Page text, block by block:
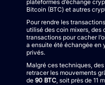
plateformes d’échange
Bitcoin (BTC) et autres
Pour rendre les
utilisé des coin mixers, des
transactions pour cacher
a ensuite été échangée en
privés.
Malgré ces techniques,
retracer les mouvements
de 90 BTC, soit près de 11